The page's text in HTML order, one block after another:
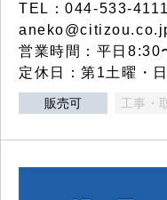
TEL：044-533-
営業時間：平日
定休日：第1土曜・
販売可 工事・